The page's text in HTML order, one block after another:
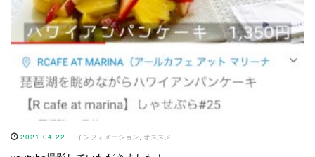
2021.04.22 インフォメーション, オススメ